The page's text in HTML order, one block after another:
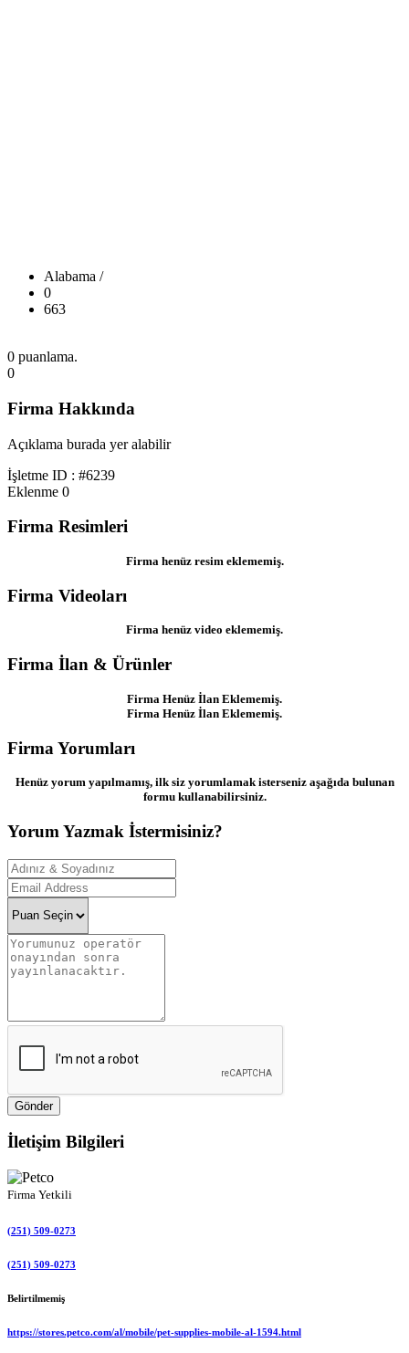
Alabama /
0
663
0 puanlama.
0
Firma Hakkında
Açıklama burada yer alabilir
İşletme ID : #6239
Eklenme 0
Firma Resimleri
Firma henüz resim eklememiş.
Firma Videoları
Firma henüz video eklememiş.
Firma İlan & Ürünler
Firma Henüz İlan Eklememiş.
Firma Henüz İlan Eklememiş.
Firma Yorumları
Henüz yorum yapılmamış, ilk siz yorumlamak isterseniz aşağıda bulunan
formu kullanabilirsiniz.
Yorum Yazmak İstermisiniz?
Gönder
İletişim Bilgileri
Firma Yetkili
(251) 509-0273
(251) 509-0273
Belirtilmemiş
https://stores.petco.com/al/mobile/pet-supplies-mobile-al-1594.html